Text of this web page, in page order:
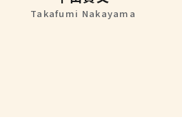
Takafumi Nakayama